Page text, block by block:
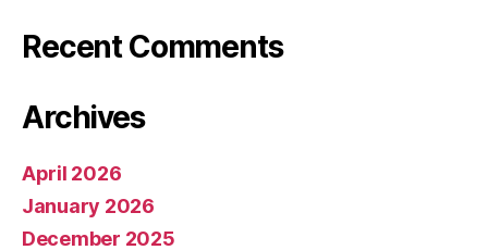
Recent Comments
Archives
April 2026
January 2026
December 2025